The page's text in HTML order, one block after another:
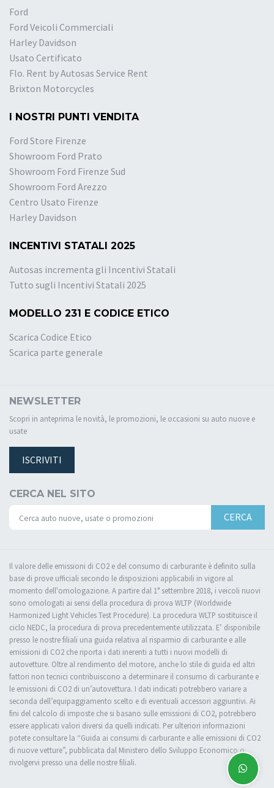
Ford
Ford Veicoli Commerciali
Harley Davidson
Usato Certificato
Flo. Rent by Autosas Service Rent
Brixton Motorcycles
I NOSTRI PUNTI VENDITA
Ford Store Firenze
Showroom Ford Prato
Showroom Ford Firenze Sud
Showroom Ford Arezzo
Centro Usato Firenze
Harley Davidson
INCENTIVI STATALI 2025
Autosas incrementa gli Incentivi Statali
Tutto sugli Incentivi Statali 2025
MODELLO 231 E CODICE ETICO
Scarica Codice Etico
Scarica parte generale
NEWSLETTER
Scopri in anteprima le novità, le promozioni, le occasioni su auto nuove e
usate
ISCRIVITI
CERCA NEL SITO
CERCA
Il valore delle emissioni di CO2 e del consumo di carburante è definito sulla
base di prove ufficiali secondo le disposizioni applicabili in vigore al
momento dell'omologazione. A partire dal 1° settembre 2018, i veicoli nuovi
sono omologati ai sensi della procedura di prova WLTP (Worldwide
Harmonized Light Vehicles Test Procedure). La procedura WLTP sostituisce il
ciclo NEDC, la procedura di prova precedentemente utilizzata. E’ disponibile
presso le nostre filiali una guida relativa al risparmio di carburante e alle
emissioni di CO2 che riporta i dati inerenti a tutti i nuovi modelli di
autovetture. Oltre al rendimento del motore, anche lo stile di guida ed altri
fattori non tecnici contribuiscono a determinare il consumo di carburante e
le emissioni di CO2 di un’autovettura. I dati indicati potrebbero variare a
seconda dell’equipaggiamento scelto e di eventuali accessori aggiuntivi. Ai
fini del calcolo di imposte che si basano sulle emissioni di CO2, potrebbero
essere applicati valori diversi da quelli indicati. Per ulteriori informazioni
potete consultare la “Guida ai consumi di carburante e alle emissioni di CO2
di nuove vetture”, pubblicata dal Ministero dello Sviluppo Economico o
rivolgervi presso una delle nostre filiali.